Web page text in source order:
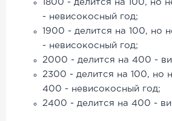
1800 - делится на 100, но
- невисокосный год;
1900 - делится на 100, но
- невисокосный год;
2000 - делится на 400 -
2300 - делится на 100, но
400 - невисокосный год;
2400 - делится на 400 -